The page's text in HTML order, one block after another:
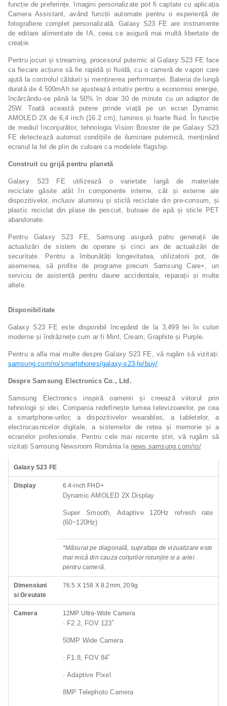
funcție de preferințe. Imagini personalizate pot fi captate cu aplicația
Camera Assistant, având funcții automate pentru o experiență de
fotografiere complet personalizată. Galaxy S23 FE are instrumente
de editare alimentate de IA, ceea ce asigură mai multă libertate de
creație.
Pentru jocuri și streaming, procesorul puternic al Galaxy S23 FE face
ca fiecare acțiune să fie rapidă și fluidă, cu o cameră de vapori care
ajută la controlul căldurii și menținerea performanței. Bateria de lungă
durată de 4.500mAh se ajustează intuitiv pentru a economisi energie,
încărcându-se până la 50% în doar 30 de minute cu un adaptor de
25W. Toată această putere prinde viață pe un ecran Dynamic
AMOLED 2X de 6,4 inch (16.2 cm), luminos și foarte fluid. În funcție
de mediul înconjurător, tehnologia Vision Booster de pe Galaxy S23
FE detectează automat condițiile de iluminare puternică, menținând
ecranul la fel de plin de culoare ca modelele flagship.
Construit cu grijă pentru planetă
Galaxy S23 FE utilizează o varietate largă de materiale
reciclate găsite atât în componente interne, cât și externe ale
dispozitivelor, inclusiv aluminiu și sticlă reciclate din pre-consum, și
plastic reciclat din plase de pescuit, butoaie de apă și sticle PET
abandonate.
Pentru Galaxy S23 FE, Samsung asigură patru generații de
actualizări de sistem de operare și cinci ani de actualizări de
securitate. Pentru a îmbunătăți longevitatea, utilizatorii pot, de
asemenea, să profite de programe precum Samsung Care+, un
serviciu de asistență pentru daune accidentale, reparații și multe
altele.
Disponibilitate
Galaxy S23 FE este disponibil începând de la 3,499 lei în culori
moderne și îndrăznețe cum ar fi Mint, Cream, Graphite și Purple.
Pentru a afla mai multe despre Galaxy S23 FE, vă rugăm să vizitați:
samsung.com/ro/smartphones/galaxy-s23-fe/buy/
Despre Samsung Electronics Co., Ltd.
Samsung Electronics inspiră oamenii și creează viitorul prin
tehnologii și idei. Compania redefinește lumea televizoarelor, pe cea
a smartphone-urilor, a dispozitivelor wearables, a tabletelor, a
electrocasnicelor digitale, a sistemelor de rețea și memorie și a
ecranelor profesionale. Pentru cele mai recente știri, vă rugăm să
vizitați Samsung Newsroom România la news.samsung.com/ro/
Galaxy S23 FE
Display 6.4-inch FHD+
Dynamic AMOLED 2X Display
Super Smooth, Adaptive 120Hz refresh rate
(60~120Hz)
*Măsurat pe diagonală, suprafața de vizualizare este
mai mică din cauza colțurilor rotunjite si a ariei
pentru cameră.
Dimensiuni
si Greutate
76.5 X 158 X 8.2mm, 209g
Camera 12MP Ultra-Wide Camera
· F2.2, FOV 123˚
50MP Wide Camera
· F1.8, FOV 84˚
· Adaptive Pixel
8MP Telephoto Camera